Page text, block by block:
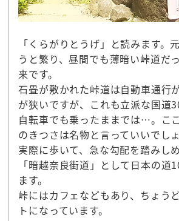
「くらがりとうげ」と読みます。
うと繁り、昼間でも薄暗い峠道だ
来です。
石畳が敷かれた峠道は自動車通行
が狭いですが、これも立派な国道
自転車でも乗ったままでは…。こ
のきつさは名物と言っていいでしょ
実際に歩いて、急な勾配を踏みし
「暗越奈良街道」として日本の道
ます。
峠にはカフェなどもあり、ちょう
トになっています。